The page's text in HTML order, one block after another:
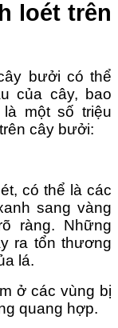
loét trên
bưởi có thể
của cây, bao
một số triệu
cây bưởi:
có thể là các
sang vàng
ràng. Những
ra tổn thương
lá.
ở các vùng bị
quang hợp.